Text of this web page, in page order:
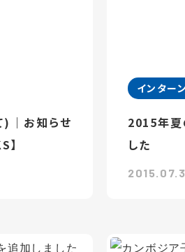
｜お知らせ
】
インター
2015年夏
した